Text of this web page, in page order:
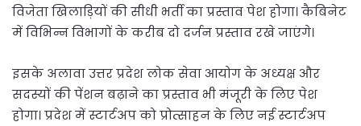
विजेता खिलाड़ियों की सीधी भर्ती का प्रस्ताव पेश होगा। कैबिनेट
में विभिन्न विभागों के करीब दो दर्जन प्रस्ताव रखे जाएंगे।
इसके अलावा उत्तर प्रदेश लोक सेवा आयोग के अध्यक्ष और
सदस्यों की पेंशन बढ़ाने का प्रस्ताव भी मंजूरी के लिए पेश
होगा। प्रदेश में स्टार्टअप को प्रोत्साहन के लिए नई स्टार्टअप